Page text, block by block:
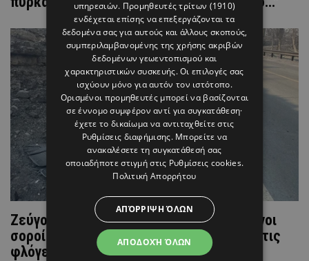
Ζεύγος Ελληνοκύπριων οι απανθρακωμένοι
σοροί - Προσπαθούσαν να ξεφύγουν από τις
φλόγες (ΒΙΝΤΕΟ)
υπηρεσιών. Προμηθευτές τρίτων (1910)
ενδέχεται επίσης να επεξεργάζονται τα
δεδομένα σας για αυτούς και άλλους σκοπούς,
συμπεριλαμβανομένης της χρήσης ακριβών
δεδομένων γεωεντοπισμού και
χαρακτηριστικών συσκευής. Οι επιλογές σας
ισχύουν μόνο για αυτόν τον ιστότοπο.
Ορισμένοι προμηθευτές μπορεί να βασίζονται
σε έννομο συμφέρον αντί για συγκατάθεση·
έχετε το δικαίωμα να αντιταχθείτε στις
Ρυθμίσεις διαφήμισης. Μπορείτε να
ανακαλέσετε τη συγκατάθεσή σας
οποιαδήποτε στιγμή στις Ρυθμίσεις cookies.
Πολιτική Απορρήτου
ΑΠΟΔΟΧΉ ΌΛΩΝ
ΑΠΌΡΡΙΨΗ ΌΛΩΝ